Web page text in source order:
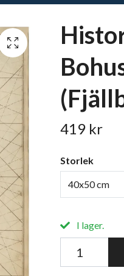
419 kr
Storlek
40x50 cm
I lager.